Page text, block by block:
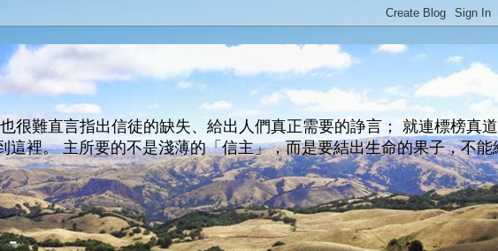
很難直言指出信徒的缺失、給出人們真正需要的諍言； 就連標榜真
裡。 主所要的不是淺薄的「信主」，而是要結出生命的果子，不能